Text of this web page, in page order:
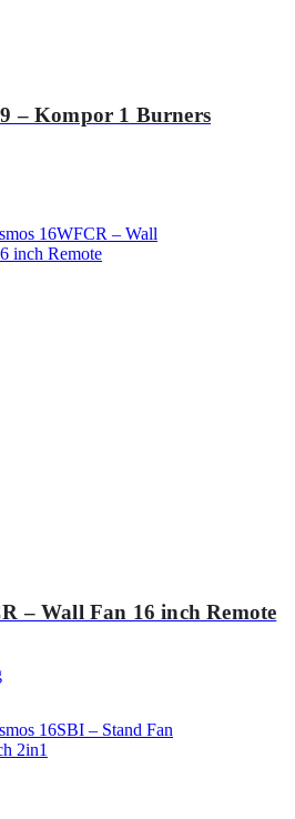
– Kompor 1 Burners
– Wall Fan 16 inch Remote